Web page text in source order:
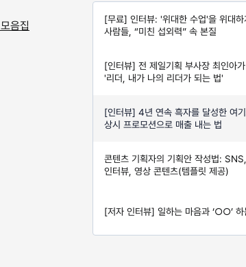
음집
[무료] 인터뷰: '위대한 수업'을 위대하
사람들, “미친 섭외력” 속 본질
[인터뷰] 전 제일기획 부사장 최인아
'리더, 내가 나의 리더가 되는 법'
[인터뷰] 4년 연속 흑자를 달성한 여
상시 프로모션으로 매출 내는 법
콘텐츠 기획자의 기획안 작성법: SNS,
인터뷰, 영상 콘텐츠(템플릿 제공)
[저자 인터뷰] 일하는 마음과 ‘○○’ 하